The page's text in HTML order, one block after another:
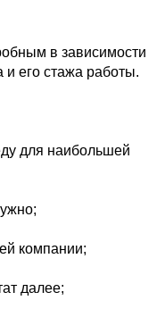
в зависимости
и его стажа работы.
для наибольшей
компании;
далее;